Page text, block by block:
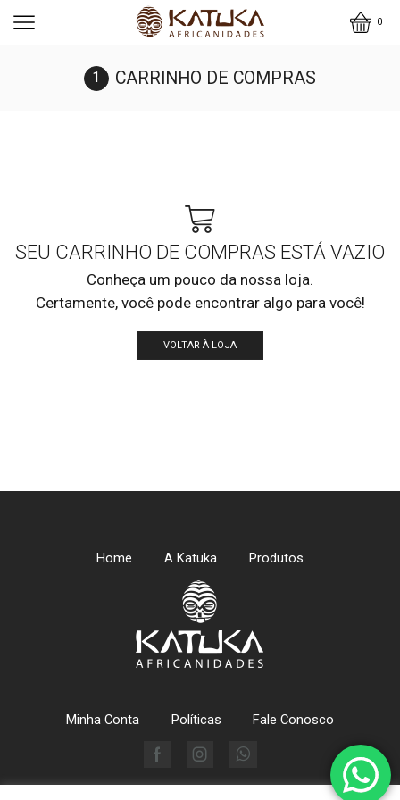
0
CARRINHO DE COMPRAS
SEU CARRINHO DE COMPRAS ESTÁ VAZIO
Conheça um pouco da nossa loja.
Certamente, você pode encontrar algo para você!
VOLTAR À LOJA
Home A Katuka Produtos
Minha Conta Políticas Fale Conosco